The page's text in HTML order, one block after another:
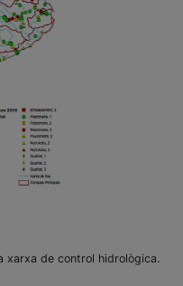
xarxa de control hidrològica.